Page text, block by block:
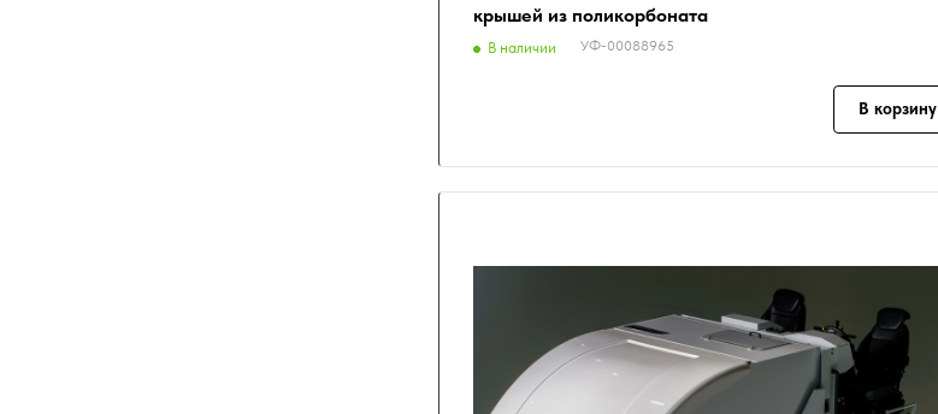
крышей из поликорбоната
В наличии УФ-00088965
В корзину